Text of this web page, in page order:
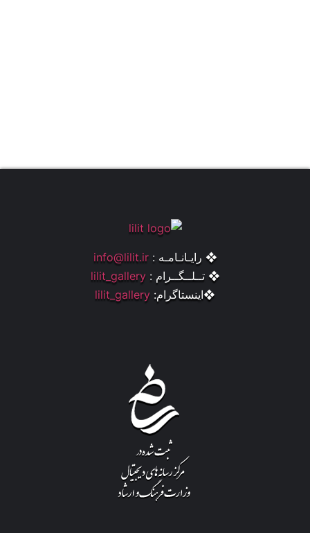
❖ رایـانـامـه : info@lilit.ir
❖ تــلــگــرام : lilit_gallery
❖اینستاگرام: lilit_gallery